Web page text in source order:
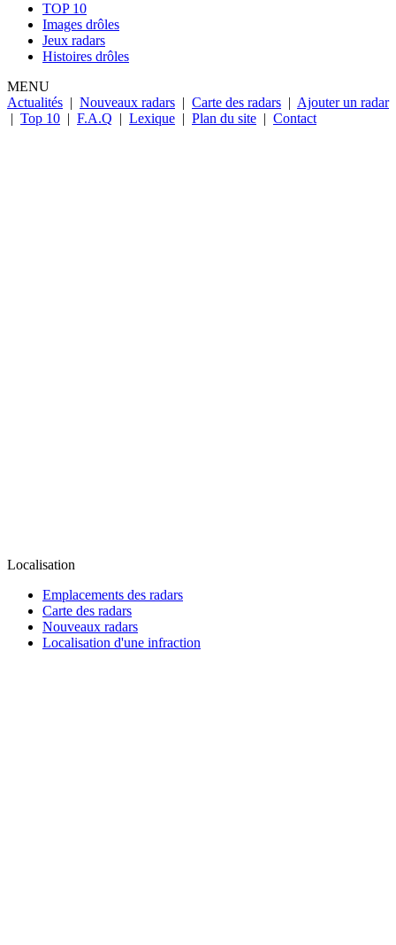
TOP 10
Images drôles
Jeux radars
Histoires drôles
MENU
Actualités | Nouveaux radars | Carte des radars | Ajouter un radar
| Top 10 | F.A.Q | Lexique | Plan du site | Contact
Localisation
Emplacements des radars
Carte des radars
Nouveaux radars
Localisation d'une infraction